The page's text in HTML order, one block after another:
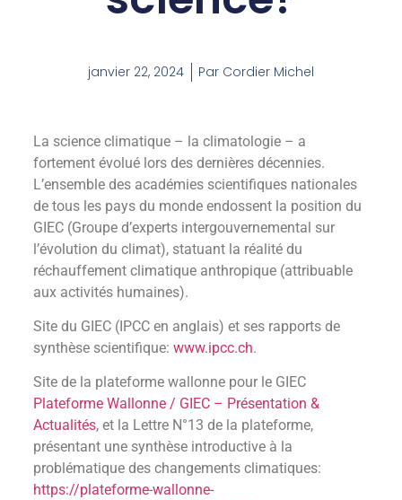
janvier 22, 2024 Par Cordier Michel
La science climatique – la climatologie – a
fortement évolué lors des dernières décennies.
L’ensemble des académies scientifiques nationales
de tous les pays du monde endossent la position du
GIEC (Groupe d’experts intergouvernemental sur
l’évolution du climat), statuant la réalité du
réchauffement climatique anthropique (attribuable
aux activités humaines).
Site du GIEC (IPCC en anglais) et ses rapports de
synthèse scientifique: www.ipcc.ch.
Site de la plateforme wallonne pour le GIEC
Plateforme Wallonne / GIEC – Présentation &
Actualités, et la Lettre N°13 de la plateforme,
présentant une synthèse introductive à la
problématique des changements climatiques:
https://plateforme-wallonne-